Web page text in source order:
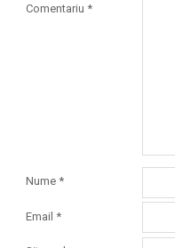
Comentariu *
Nume *
Email *